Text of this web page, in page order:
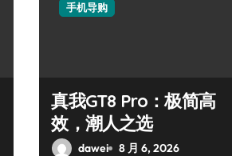
手机导购
真我GT8 Pro：极简高
效，潮人之选
dawei 8 月 6, 2026